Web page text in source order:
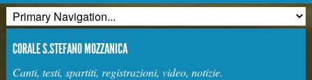
CORALE S.STEFANO MOZZANICA
Canti, testi, spartiti, registrazioni, video, notizie.